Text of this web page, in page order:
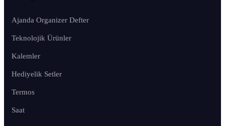
Ajanda Organizer Defter
Teknolojik Ürünler
Kalemler
Hediyelik Setler
Termos
Saat